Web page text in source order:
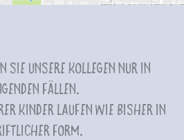
Sie unsere Kollegen nur in
Fällen.
Kinder laufen wie bisher in
Form.